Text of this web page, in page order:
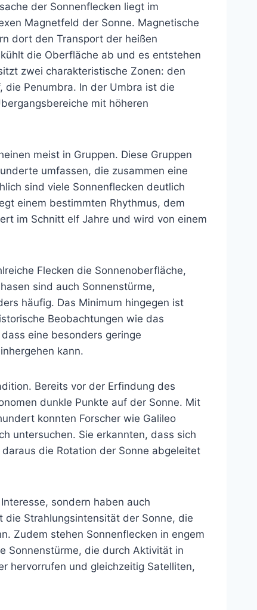
der Sonnenflecken liegt im
Magnetfeld der Sonne. Magnetische
dort den Transport der heißen
die Oberfläche ab und es entstehen
zwei charakteristische Zonen: den
die Penumbra. In der Umbra ist die
mit höheren
meist in Gruppen. Diese Gruppen
umfassen, die zusammen eine
sind viele Sonnenflecken deutlich
einem bestimmten Rhythmus, dem
im Schnitt elf Jahre und wird von einem
Flecken die Sonnenoberfläche,
sind auch Sonnenstürme,
häufig. Das Minimum hingegen ist
Beobachtungen wie das
eine besonders geringe
kann.
Bereits vor der Erfindung des
dunkle Punkte auf der Sonne. Mit
konnten Forscher wie Galileo
untersuchen. Sie erkannten, dass sich
die Rotation der Sonne abgeleitet
sondern haben auch
Strahlungsintensität der Sonne, die
Zudem stehen Sonnenflecken in engem
Sonnenstürme, die durch Aktivität in
hervorrufen und gleichzeitig Satelliten,